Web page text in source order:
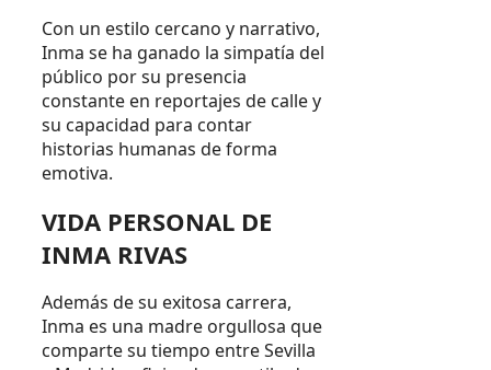
Con un estilo cercano y narrativo,
Inma se ha ganado la simpatía del
público por su presencia
constante en reportajes de calle y
su capacidad para contar
historias humanas de forma
emotiva.
VIDA PERSONAL DE
INMA RIVAS
Además de su exitosa carrera,
Inma es una madre orgullosa que
comparte su tiempo entre Sevilla